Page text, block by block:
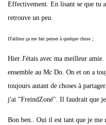
Effectivement. En lisant se que tu
retrouve un peu.
D'ailleur ça me fait penser à quelque chose ;
Hier J'étais avec ma meilleur
ensemble au Mc Do. On et on a
toujours autant de choses à
j'ai "FreindZoné". Il faudrait que je
Bon ben.. Oui il est tant que je me